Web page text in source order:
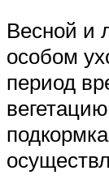
Весной и
особом
период